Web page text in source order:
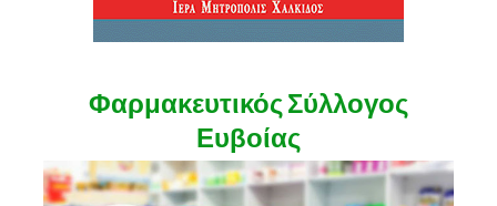
Φαρμακευτικός Σύλλογος
Ευβοίας